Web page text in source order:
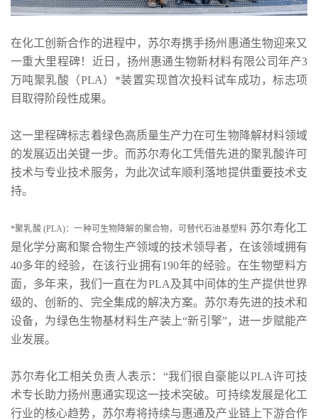
在化工创新合作的进程中，苏尔寿携手扬州惠通生物迎来又
一重大里程碑！近日，扬州惠通生物新材料有限公司年产3
万吨聚乳酸（PLA）*装置实现首次投料试车成功，标志项
目取得阶段性成果。
这一里程碑标志着绿色高质量生产力在可生物降解材料领域
的发展迈出关键一步。而苏尔寿化工凭借先进的聚乳酸许可
技术与专业技术服务，为此次试车顺利落地提供重要技术支
持。
*聚乳酸 (PLA)：一种可生物降解的聚合物，可替代石油基塑料 苏尔寿化工
是化学分离和聚合物生产领域的技术领导者，在该领域拥有
40多年的经验，在该行业拥有190年的经验。在生物塑料方
面，多年来，我们一直在为PLA及其中间体的生产提供世界
级的、创新的、完全集成的解决方案。苏尔寿先进的技术和
设备，为绿色生物基材料生产装上“新引擎”，进一步赋能产
业发展。
苏尔寿化工相关负责人表示：“我们很自豪能以PLA许可技
术专长助力扬州惠通实现这一技术突破。可持续发展是化工
行业的核心趋势，苏尔寿将持续与惠通及产业链上下游合作